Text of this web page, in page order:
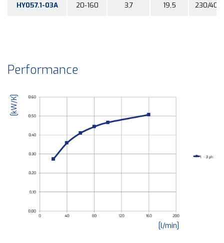
HY057.1-03A 20-160 3,7 19,5 230/400
Performance
[kW/K]
[l/min]